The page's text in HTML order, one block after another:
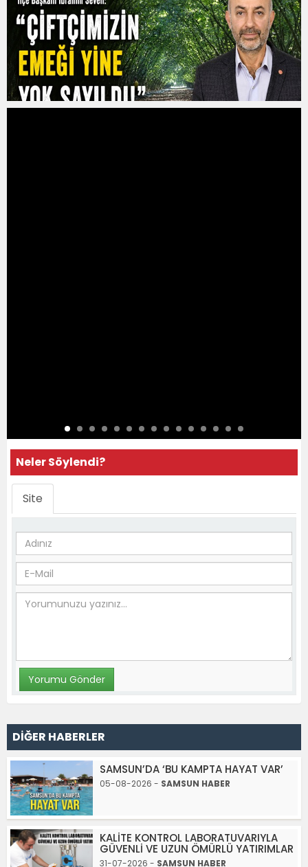
Neler Söylendi?
Site
DİĞER HABERLER
SAMSUN’DA ‘BU KAMPTA HAYAT VAR’
05-08-2026 - SAMSUN HABER
KALİTE KONTROL LABORATUVARIYLA
GÜVENLİ VE UZUN ÖMÜRLÜ YATIRIMLAR
31-07-2026 - SAMSUN HABER